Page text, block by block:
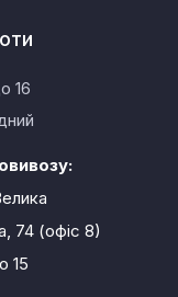
16
74 (офіс 8)
15